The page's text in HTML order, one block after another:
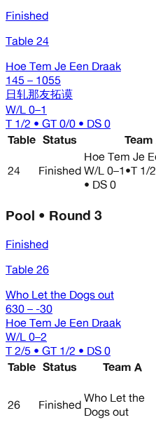
Finished
Table 24
Hoe Tem Je Een Draak
145 – 1055
日轧那友拓谟
W/L 0–1
T 1/2 • GT 0/0 • DS 0
Table Status Team
24 Finished
Hoe Tem Je
W/L 0–1 •T 1/
• DS 0
Pool • Round 3
Finished
Table 26
Who Let the Dogs out
630 – -30
Hoe Tem Je Een Draak
W/L 0–2
T 2/5 • GT 1/2 • DS 0
Table Status Team A
26 Finished Who Let the
Dogs out